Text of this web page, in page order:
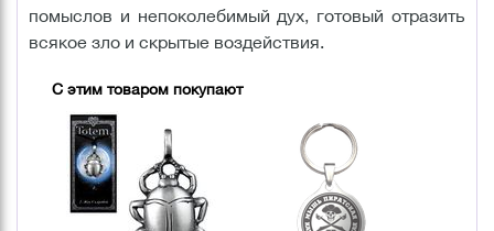
помыслов и непоколебимый дух, готовый отразить
всякое зло и скрытые воздействия.
С этим товаром покупают